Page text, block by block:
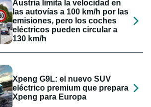
Austria limita la velocidad en
las autovías a 100 km/h por las
emisiones, pero los coches
eléctricos pueden circular a
130 km/h
Xpeng G9L: el nuevo SUV
eléctrico premium que prepara
Xpeng para Europa